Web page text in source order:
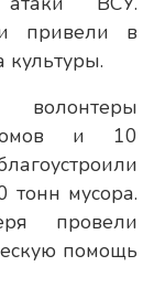
привели в
и 10
мусора.
провели
помощь